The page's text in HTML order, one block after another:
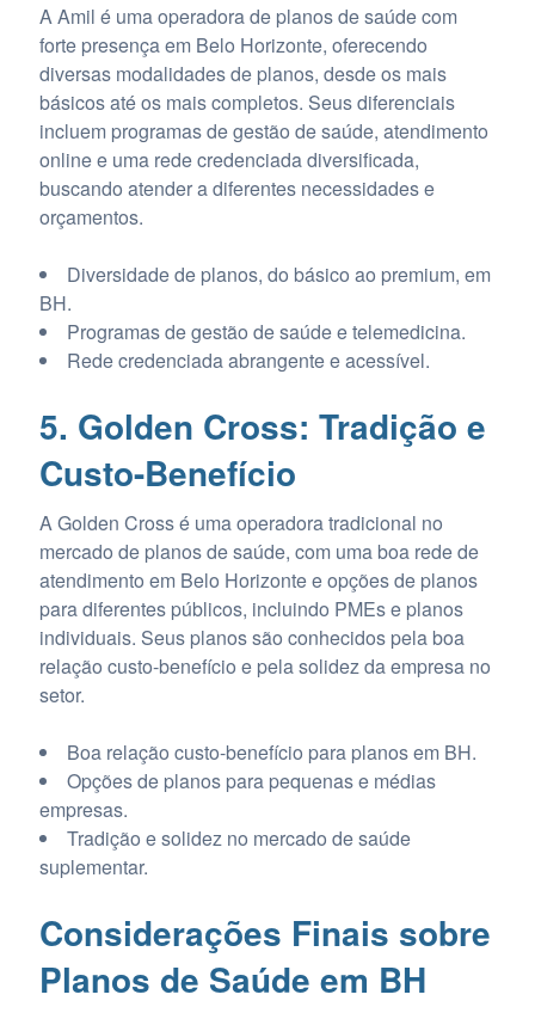
A Amil é uma operadora de planos de saúde com
forte presença em Belo Horizonte, oferecendo
diversas modalidades de planos, desde os mais
básicos até os mais completos. Seus diferenciais
incluem programas de gestão de saúde, atendimento
online e uma rede credenciada diversificada,
buscando atender a diferentes necessidades e
orçamentos.
Diversidade de planos, do básico ao premium, em
BH.
Programas de gestão de saúde e telemedicina.
Rede credenciada abrangente e acessível.
5. Golden Cross: Tradição e
Custo-Benefício
A Golden Cross é uma operadora tradicional no
mercado de planos de saúde, com uma boa rede de
atendimento em Belo Horizonte e opções de planos
para diferentes públicos, incluindo PMEs e planos
individuais. Seus planos são conhecidos pela boa
relação custo-benefício e pela solidez da empresa no
setor.
Boa relação custo-benefício para planos em BH.
Opções de planos para pequenas e médias
empresas.
Tradição e solidez no mercado de saúde
suplementar.
Considerações Finais sobre
Planos de Saúde em BH